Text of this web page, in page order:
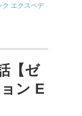
ク エクスペデ
【ゼ
ン E